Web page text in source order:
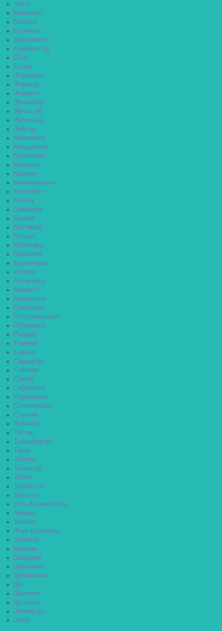
Аягоз
Байконур
Балхаш
Булаево
Державинск
Ерейментау
Есик
Есиль
Жанаозен
Жанатас
Жаркент
Жезказган
Жетысай
Житикара
Зайсан
Казалинск
Кандыагаш
Караганда
Каражал
Каратау
Каркаралинск
Каскелен
Кентау
Кокшетау
Конаев
Костанай
Косшы
Кульсары
Курчатов
Кызылорда
Ленгер
Лисаковск
Макинск
Мамлютка
Павлодар
Петропавловск
Приозерск
Риддер
Рудный
Сарань
Сарыагаш
Сатпаев
Семей
Сергеевка
Серебрянск
Степногорск
Степняк
Тайынша
Талгар
Талдыкорган
Тараз
Текели
Темиртау
Тобыл
Туркестан
Уральск
Усть-Каменогорск
Ушарал
Уштобе
Форт-Шевченко
Хромтау
Шалкар
Шардара
Шахтинск
Шемонаиха
Шу
Шымкент
Щучинск
Экибастуз
Эмба